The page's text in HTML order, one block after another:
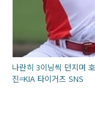
나란히 3이닝씩 던지며
진=KIA 타이거즈 SNS